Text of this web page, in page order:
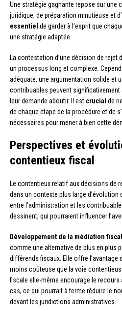
Une stratégie gagnante repose sur une
juridique, de préparation minutieuse et
essentiel de garder à l’esprit que
une stratégie adaptée.
La contestation d’une décision de rejet
un processus long et complexe.
adéquate, une argumentation solide et
contribuables peuvent
leur demande aboutir. Il est crucial de
de chaque étape de la procédure et de
nécessaires pour mener à bien cette
Perspectives et
contentieux fiscal
Le contentieux relatif aux décisions de
dans un contexte plus large
entre l’administration et les
dessinent, qui pourraient influencer
Développement de la médiation
comme une alternative de plus en plus
différends fiscaux. Elle offre l’avantage
moins coûteuse que la voie
fiscale elle-même encourage le
cas, ce qui pourrait à terme réduire le
devant les juridictions administratives.